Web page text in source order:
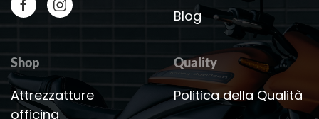
Blog
Shop
Attrezzatture
officina
Quality
Politica della Qualità